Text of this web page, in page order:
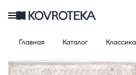
Главная Каталог Классика